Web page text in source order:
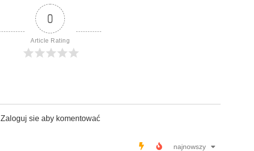
0
Article Rating
Zaloguj sie aby komentować
najnowszy